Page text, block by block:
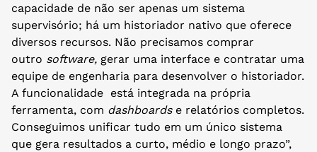
capacidade de não ser apenas um sistema
supervisório; há um historiador nativo que oferece
diversos recursos. Não precisamos comprar
outro software, gerar uma interface e contratar uma
equipe de engenharia para desenvolver o historiador.
A funcionalidade está integrada na própria
ferramenta, com dashboards e relatórios completos.
Conseguimos unificar tudo em um único sistema
que gera resultados a curto, médio e longo prazo”,